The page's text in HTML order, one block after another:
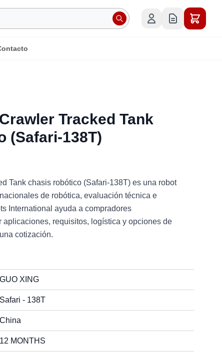
Tracked Tank
(Safari-138T)
Tank chasis robótico (Safari-138T) es una robot
de robótica, evaluación técnica e
International ayuda a compradores
aplicaciones, requisitos, logística y opciones de
cotización.
GUO XING
Safari - 138T
China
12 MONTHS